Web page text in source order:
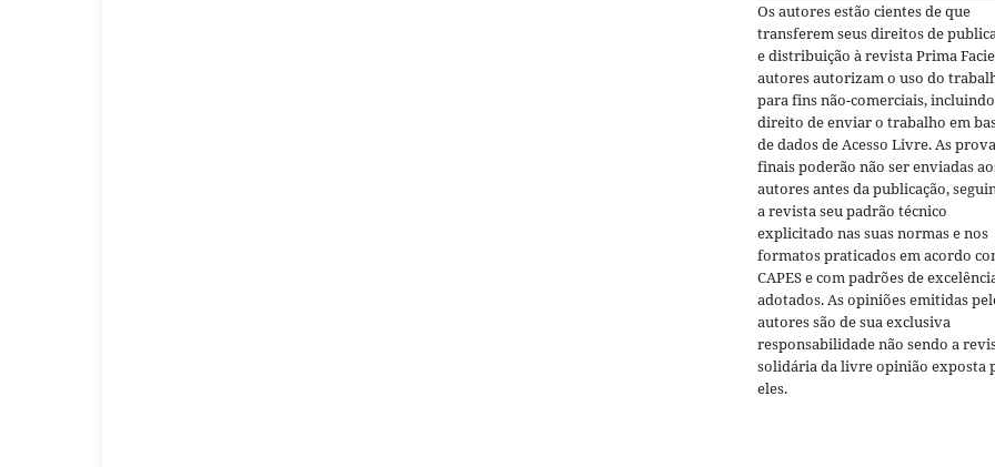
Os autores estão cientes de que
transferem seus direitos de
e distribuição à revista Prima
autores autorizam o uso do
para fins não-comerciais, incluindo
direito de enviar o trabalho em
de dados de Acesso Livre. As
finais poderão não ser enviadas
autores antes da publicação,
a revista seu padrão técnico
explicitado nas suas normas e nos
formatos praticados em acordo
CAPES e com padrões de
adotados. As opiniões emitidas
autores são de sua exclusiva
responsabilidade não sendo a
solidária da livre opinião exposta
eles.